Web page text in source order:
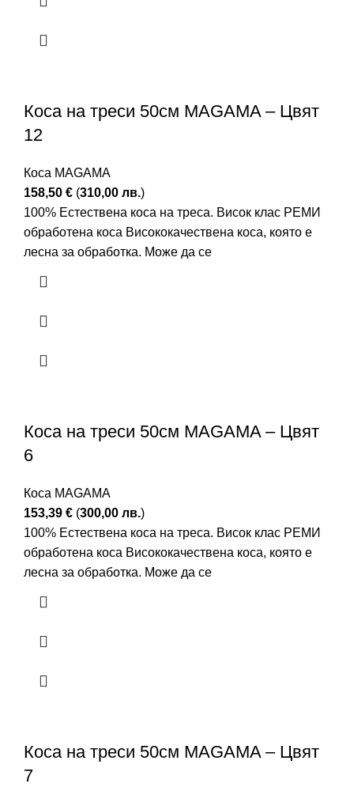
Коса на треси 50см MAGAMA – Цвят
12
Коса MAGAMA
158,50 € (310,00 лв.)
100% Естествена коса на треса. Висок клас РЕМИ
обработена коса Висококачествена коса, която е
лесна за обработка. Може да се
Коса на треси 50см MAGAMA – Цвят
6
Коса MAGAMA
153,39 € (300,00 лв.)
100% Естествена коса на треса. Висок клас РЕМИ
обработена коса Висококачествена коса, която е
лесна за обработка. Може да се
Коса на треси 50см MAGAMA – Цвят
7